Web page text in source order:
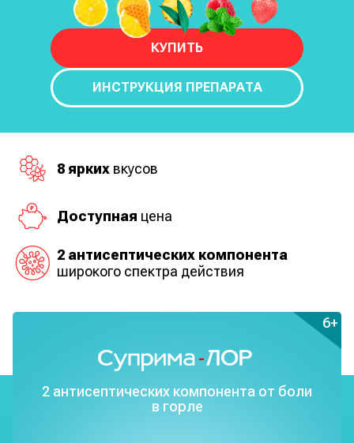
КУПИТЬ
ИНСТРУКЦИЯ ПРЕПАРАТА
8 ярких вкусов
Доступная цена
2 антисептических компонента
широкого спектра действия
6+
2 антисептических компонента от боли
в горле